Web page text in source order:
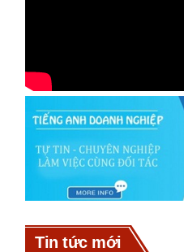
Tin tức mới